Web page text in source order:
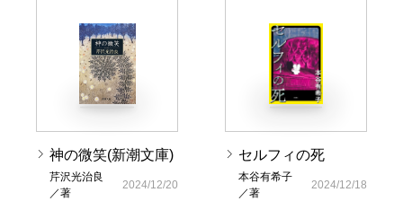
神の微笑(新潮文庫)
芹沢光治良
／著
2024/12/20
セルフィの死
本谷有希子
／著
2024/12/18